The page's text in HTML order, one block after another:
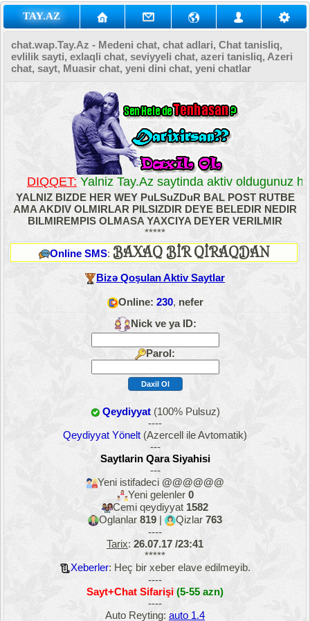
TAY.AZ
chat.wap.Tay.Az - Medeni chat, chat adlari, Chat tanisliq,
evlilik sayti, exlaqli chat, seviyyeli chat, azeri tanisliq, Azeri
chat, sayt, Muasir chat, yeni dini chat, yeni chatlar
DIQQET: Yalniz Tay.Az saytinda aktiv oldugunuz
YALNIZ BIZDE HER WEY PuLSuZDuR BAL POST RUTBE
AMA AKDIV OLMIRLAR PILSIZDIR DEYE BELEDIR NEDIR
BILMIREMPIS OLMASA YAXCIYA DEYER VERILMIR
*****
Online SMS: BAXAQ BİR QİRAQDAN
Bizə Qoşulan Aktiv Saytlar
Online: 230, nefer
Nick ve ya ID:
Parol:
Qeydiyyat(100% Pulsuz)
----
Qeydiyyat Yönelt (Azercell ile Avtomatik)
---
Saytlarin Qara Siyahisi
---
Yeni istifadeci @@@@@@
Yeni gelenler 0
Cemi qeydiyyat 1582
Oglanlar 819 | Qizlar 763
----
Tarix: 26.07.17 /23:41
*****
Xeberler: Heç bir xeber elave edilmeyib.
----
Sayt+Chat Sifarişi (5-55 azn)
----
Auto Reyting: auto 1.4